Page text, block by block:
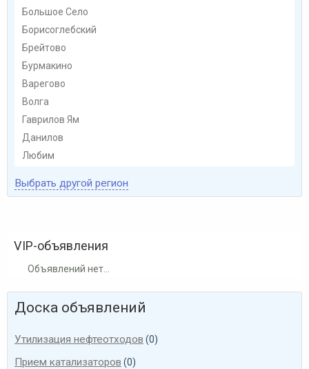
Большое Село
Борисоглебский
Брейтово
Бурмакино
Варегово
Волга
Гаврилов Ям
Данилов
Любим
Некрасовское
Пошехонье-Володарск
Ростов
Углич
Ярославль
Выбрать другой регион
VIP-объявления
Объявлений нет...
Доска объявлений
Утилизация нефтеотходов (0)
Прием катализаторов (0)